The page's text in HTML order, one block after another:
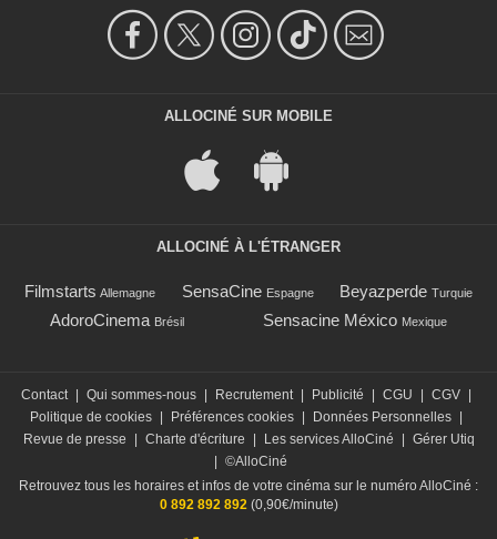
ALLOCINÉ SUR MOBILE
ALLOCINÉ À L'ÉTRANGER
Filmstarts Allemagne SensaCine Espagne Beyazperde Turquie
AdoroCinema Brésil Sensacine México Mexique
Contact | Qui sommes-nous | Recrutement | Publicité | CGU | CGV |
Politique de cookies | Préférences cookies | Données Personnelles |
Revue de presse
| Charte d'écriture | Les services AlloCiné | Gérer Utiq
| ©AlloCiné
Retrouvez tous les horaires et infos de votre cinéma sur le numéro AlloCiné :
0 892 892 892 (0,90€/minute)